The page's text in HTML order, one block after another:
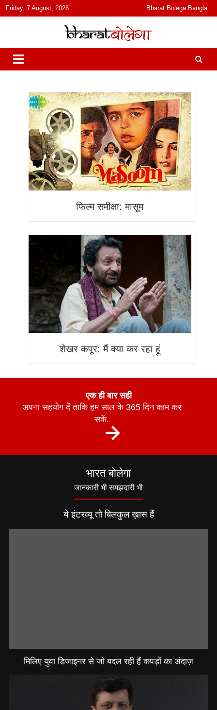
content
Friday, 7 August, 2026 Bharat Bolega Bangla
भारत बोलेगा
हिंदी में समाचार, विचार, ऑडियो, वीडियो और फ़ीचर. भारत बोलेगा हिंदी न्यूज़ वेबसाइट
India: News, Views, Info, Trends & Podcast I जानकारी भी समझदारी भी
और पॉडकास्ट
फिल्म समीक्षा: मासूम
शेखर कपूर: मैं क्या कर रहा हूं
एक ही बार सही
अपना सहयोग दें ताकि हम साल के 365 दिन काम कर
सकें.
भारत बोलेगा
जानकारी भी समझदारी भी
ये इंटरव्यू तो बिलकुल ख़ास हैं
मिलिए युवा डिजाइनर से जो बदल रही हैं कपड़ों का अंदाज़